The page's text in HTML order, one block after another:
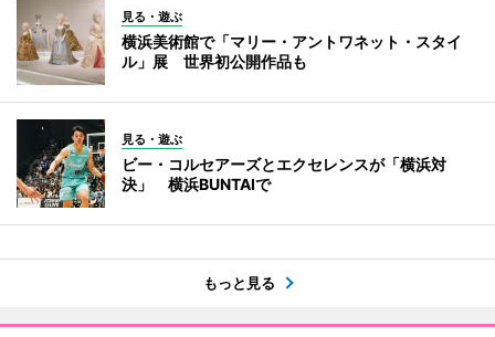
見る・遊ぶ
横浜美術館で「マリー・アントワネット・スタイ
ル」展 世界初公開作品も
見る・遊ぶ
ビー・コルセアーズとエクセレンスが「横浜対
決」 横浜BUNTAIで
もっと見る